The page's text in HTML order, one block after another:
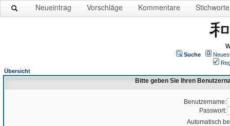
Neueintrag Vorschläge Kommentare Stichworte
Suche
Übersicht
Bitte geben Sie Ihren
Benutzername:
Passwort:
Automatisch